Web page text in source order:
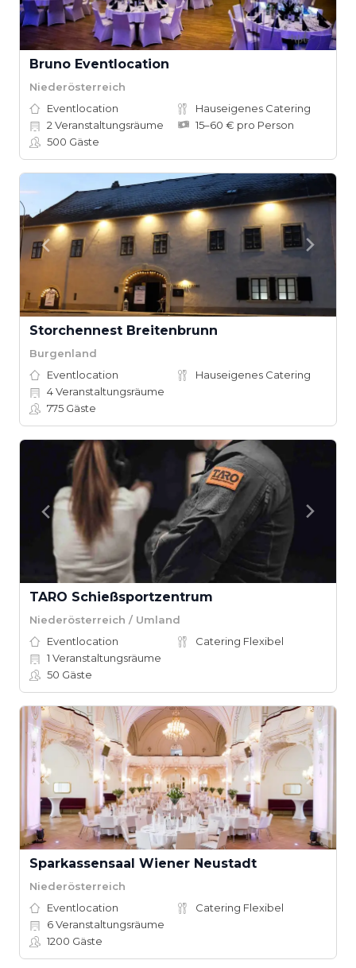
Bruno Eventlocation
Niederösterreich
Eventlocation
Hauseigenes Catering
2 Veranstaltungsräume
15–60 € pro Person
500 Gäste
Storchennest Breitenbrunn
Burgenland
Eventlocation
Hauseigenes Catering
4Veranstaltungsräume
775 Gäste
TARO Schießsportzentrum
Niederösterreich / Umland
Eventlocation
Catering Flexibel
1 Veranstaltungsräume
50 Gäste
Sparkassensaal Wiener Neustadt
Niederösterreich
Eventlocation
Catering Flexibel
6Veranstaltungsräume
1200 Gäste